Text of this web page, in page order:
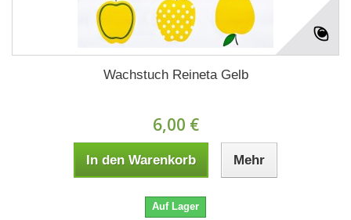
Wachstuch Reineta Gelb
6,00 €
In den Warenkorb Mehr
Auf Lager